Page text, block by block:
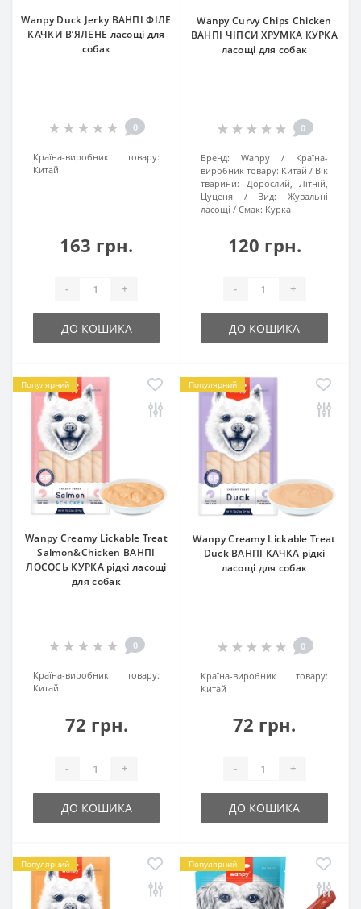
Wanpy Duck Jerky ВАНПІ ФІЛЕ
КАЧКИ В’ЯЛЕНЕ ласощі для
собак
0
Країна-виробник товару:
Китай
163 грн.
- +
ДО КОШИКА
Wanpy Curvy Chips Chicken
ВАНПІ ЧІПСИ ХРУМКА КУРКА
ласощі для собак
0
Бренд: Wanpy
Країна-
виробник товару: Китай
Вік
тварини:
Дорослий, Літній,
Цуценя
Вид:
Жувальні
ласощі
Смак: Курка
120 грн.
- +
ДО КОШИКА
Популярний
Wanpy Creamy Lickable Treat
Salmon&Chicken ВАНПІ
ЛОСОСЬ КУРКА рідкі ласощі
для собак
0
Країна-виробник товару:
Китай
72 грн.
- +
ДО КОШИКА
Популярний
Wanpy Creamy Lickable Treat
Duck ВАНПІ КАЧКА рідкі
ласощі для собак
0
Країна-виробник товару:
Китай
72 грн.
- +
ДО КОШИКА
Популярний Популярний